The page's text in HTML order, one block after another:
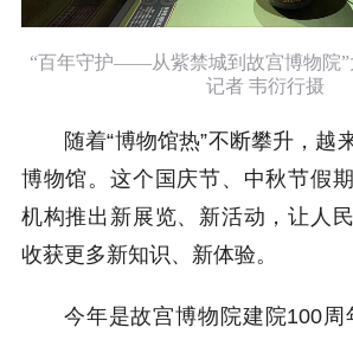
“百年守护——从紫禁城到故宫博物院”
记者 韦衍行摄
随着“博物馆热”不断攀升，越
博物馆。这个国庆节、中秋节假
机构推出新展览、新活动，让人
收获更多新知识、新体验。
今年是故宫博物院建院100周